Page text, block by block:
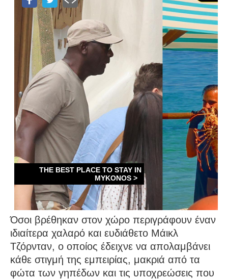
Όσοι βρέθηκαν στον χώρο περιγράφουν έναν
ιδιαίτερα χαλαρό και ευδιάθετο Μάικλ
Τζόρνταν, ο οποίος έδειχνε να απολαμβάνει
κάθε στιγμή της εμπειρίας, μακριά από τα
φώτα των γηπέδων και τις υποχρεώσεις που